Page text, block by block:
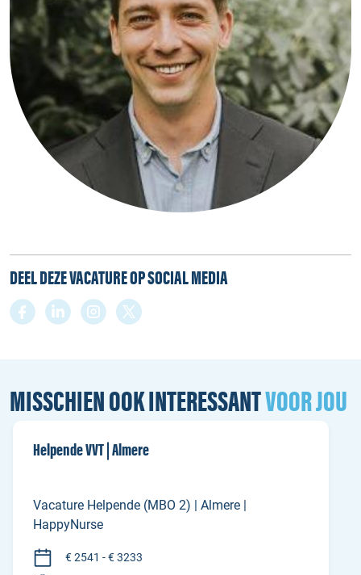
DEEL DEZE VACATURE OP SOCIAL MEDIA
MISSCHIEN OOK INTERESSANTVOOR JOU
Helpende VVT | Almere
Vacature Helpende (MBO 2) | Almere |
HappyNurse
€ 2541 - € 3233